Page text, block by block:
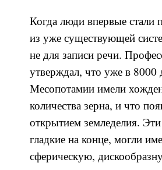
Когда люди впервые стали
из уже существующей
не для записи речи.
утверждал, что уже в 8000
Месопотамии имели
количества зерна, и что
открытием земледелия.
гладкие на конце, могли
сферическую,